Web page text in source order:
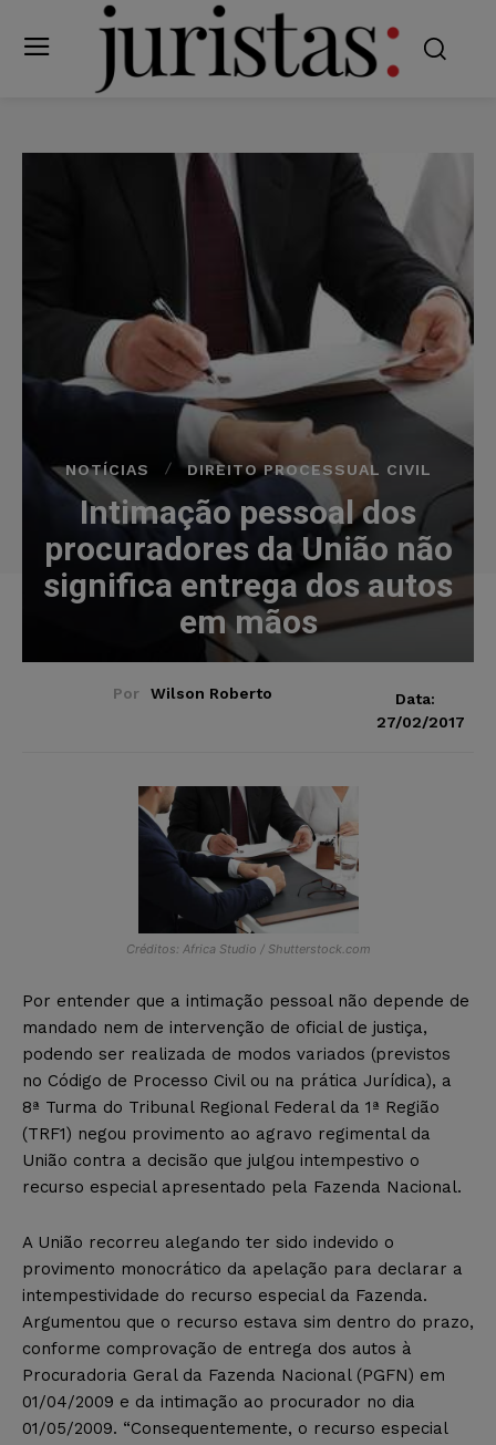
NOTÍCIAS DIREITO PROCESSUAL CIVIL
Intimação pessoal dos
procuradores da União não
significa entrega dos autos
em mãos
Por Wilson Roberto
Data:
27/02/2017
Créditos: Africa Studio / Shutterstock.com
Por entender que a intimação pessoal não depende de
mandado nem de intervenção de oficial de justiça,
podendo ser realizada de modos variados (previstos
no Código de Processo Civil ou na prática Jurídica), a
8ª Turma do Tribunal Regional Federal da 1ª Região
(TRF1) negou provimento ao agravo regimental da
União contra a decisão que julgou intempestivo o
recurso especial apresentado pela Fazenda Nacional.
A União recorreu alegando ter sido indevido o
provimento monocrático da apelação para declarar a
intempestividade do recurso especial da Fazenda.
Argumentou que o recurso estava sim dentro do prazo,
conforme comprovação de entrega dos autos à
Procuradoria Geral da Fazenda Nacional (PGFN) em
01/04/2009 e da intimação ao procurador no dia
01/05/2009. “Consequentemente, o recurso especial